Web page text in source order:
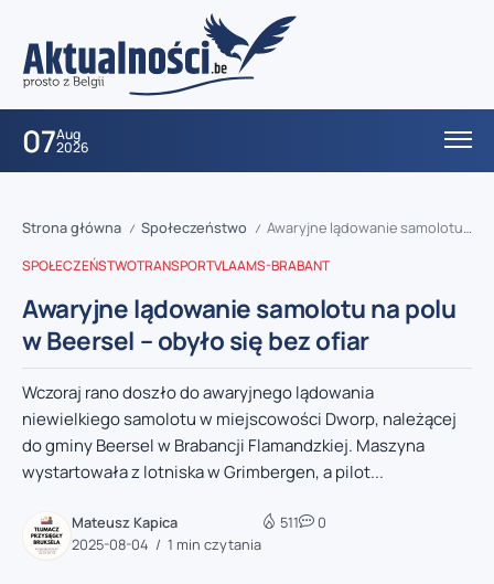
07Aug
2026
Strona główna / Społeczeństwo / Awaryjne lądowanie samolotu na polu w Beersel – obyło się bez ofiar
SPOŁECZEŃSTWOTRANSPORTVLAAMS-BRABANT
Awaryjne lądowanie samolotu na polu
w Beersel – obyło się bez ofiar
Wczoraj rano doszło do awaryjnego lądowania
niewielkiego samolotu w miejscowości Dworp, należącej
do gminy Beersel w Brabancji Flamandzkiej. Maszyna
wystartowała z lotniska w Grimbergen, a pilot...
Mateusz Kapica
2025-08-04
1 min czytania
511 0